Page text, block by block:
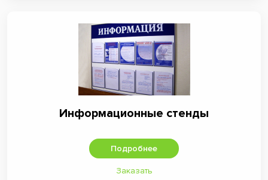
Информационные стенды
Подробнее
Заказать